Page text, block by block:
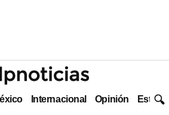
Internacional Opinión Estilo